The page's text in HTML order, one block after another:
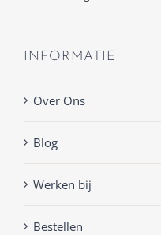
INFORMATIE
Over Ons
Blog
Werken bij
Bestellen